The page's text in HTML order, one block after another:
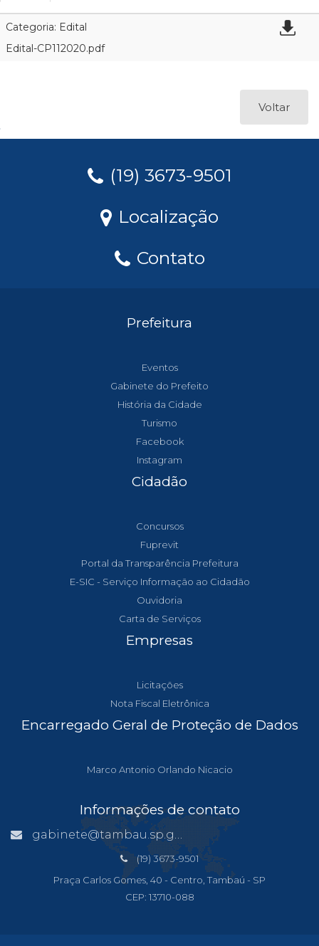
Categoria: Edital
Edital-CP112020.pdf
Voltar
(19) 3673-9501
Localização
Contato
Prefeitura
Eventos
Gabinete do Prefeito
História da Cidade
Turismo
Facebook
Instagram
Cidadão
Concursos
Fuprevit
Portal da Transparência Prefeitura
E-SIC - Serviço Informação ao Cidadão
Ouvidoria
Carta de Serviços
Empresas
Licitações
Nota Fiscal Eletrônica
Encarregado Geral de Proteção de Dados
Marco Antonio Orlando Nicacio
Informações de contato
gabinete@tambau.sp.gov.br
(19) 3673-9501
Praça Carlos Gomes, 40 - Centro, Tambaú - SP
CEP: 13710-088